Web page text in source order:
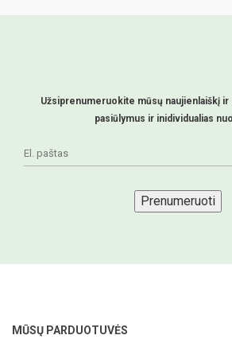
Užsiprenumeruokite mūsų naujienlaiškį
pasiūlymus ir inidividualias
Prenumeruoti
MŪSŲ PARDUOTUVĖS